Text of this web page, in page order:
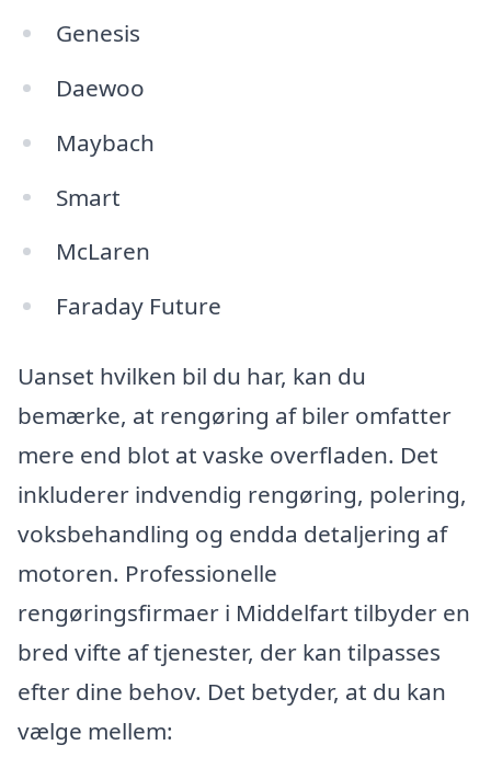
Genesis
Daewoo
Maybach
Smart
McLaren
Faraday Future
Uanset hvilken bil du har, kan du
bemærke, at rengøring af biler omfatter
mere end blot at vaske overfladen. Det
inkluderer indvendig rengøring, polering,
voksbehandling og endda detaljering af
motoren. Professionelle
rengøringsfirmaer i Middelfart tilbyder en
bred vifte af tjenester, der kan tilpasses
efter dine behov. Det betyder, at du kan
vælge mellem: